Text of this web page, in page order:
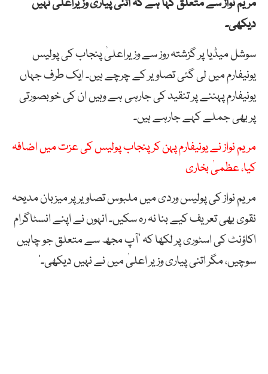
دیکھی۔
سوشل میڈیا پر گزشتہ روز سے وزیراعلیٰ پنجاب کی پولیس
یونیفارم میں لی گئی تصاویر کے چرچے ہیں۔ ایک طرف جہاں
یونیفارم پہننے پر تنقید کی جارہی ہے وہیں ان کی خوبصورتی
پر بھی جملے کہے جارہے ہیں۔
مریم نواز نے یونیفارم پہن کر پنجاب پولیس کی عزت میں اضافہ
کیا، عظمیٰ بخاری
مریم نواز کی پولیس وردی میں ملبوس تصاویر پر میزبان مدیحہ
نقوی بھی تعریف کیے بنا نہ رہ سکیں۔ انہوں نے اپنے انسٹاگرام
اکاؤنٹ کی اسٹوری پر لکھا کہ ’آپ مجھ سے متعلق جو چاہیں
سوچیں، مگر اتنی پیاری وزیر اعلیٰ میں نے نہیں دیکھی۔‘